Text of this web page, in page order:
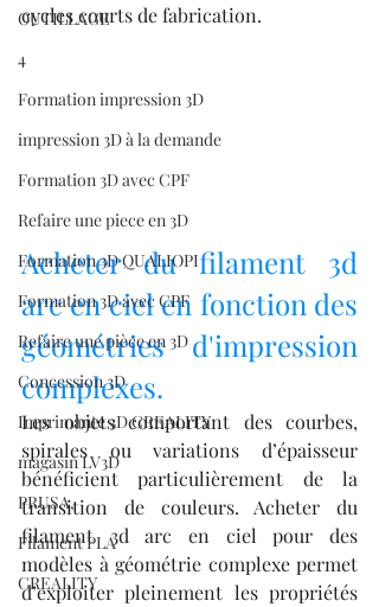
OUTILLAGE
4
Formation impression 3D
impression 3D à la demande
Formation 3D avec CPF
Refaire une piece en 3D
Formation 3D QUALIOPI
Formation 3D avec CPF
Refaire une pièce en 3D
Concession 3D
Imprimante 3D CREALITY
magasin LV3D
PRUSA,
Filament PLA
CREALITY
cycles courts de fabrication.
Acheter du filament 3d
arc en ciel en fonction des
géométries d'impression
complexes.
Les objets comportant des courbes,
spirales ou variations d’épaisseur
bénéficient particulièrement de la
transition de couleurs. Acheter du
filament 3d arc en ciel pour des
modèles à géométrie complexe permet
d’exploiter pleinement les propriétés